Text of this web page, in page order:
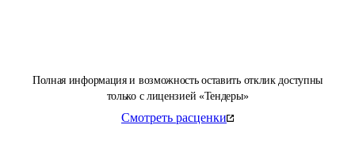
Полная информация и возможность оставить отклик доступны
только с лицензией «Тендеры»
Смотреть расценки